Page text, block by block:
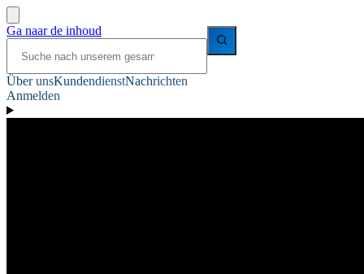
Ga naar de inhoud
Über unsKundendienstNachrichten
Anmelden